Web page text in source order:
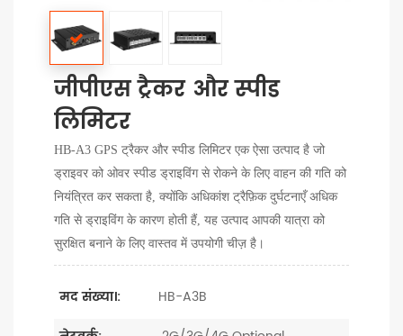
जीपीएस ट्रैकर और स्पीड
लिमिटर
HB-A3 GPS ट्रैकर और स्पीड लिमिटर एक ऐसा उत्पाद है जो
ड्राइवर को ओवर स्पीड ड्राइविंग से रोकने के लिए वाहन की गति को
नियंत्रित कर सकता है, क्योंकि अधिकांश ट्रैफ़िक दुर्घटनाएँ अधिक
गति से ड्राइविंग के कारण होती हैं, यह उत्पाद आपकी यात्रा को
सुरक्षित बनाने के लिए वास्तव में उपयोगी चीज़ है।
मद संख्या।:
HB-A3B